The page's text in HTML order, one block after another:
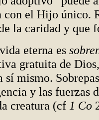
con el Hijo único.
la caridad y que
eterna es
gratuita de
sí mismo.
y las fuerzas
creatura (cf 1 Co